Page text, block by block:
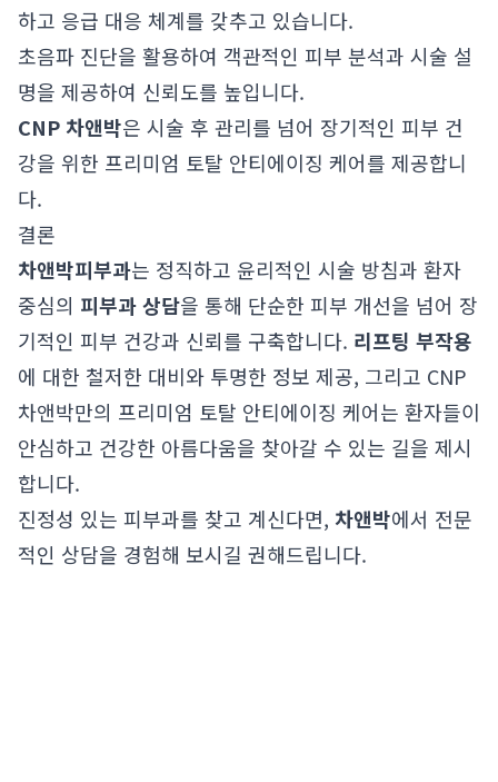
하고 응급 대응 체계를 갖추고 있습니다.
초음파 진단을 활용하여 객관적인 피부 분석과 시술 설
명을 제공하여 신뢰도를 높입니다.
CNP 차앤박은 시술 후 관리를 넘어 장기적인 피부 건
강을 위한 프리미엄 토탈 안티에이징 케어를 제공합니
다.
결론
차앤박피부과는 정직하고 윤리적인 시술 방침과 환자
중심의 피부과 상담을 통해 단순한 피부 개선을 넘어 장
기적인 피부 건강과 신뢰를 구축합니다. 리프팅 부작용
에 대한 철저한 대비와 투명한 정보 제공, 그리고 CNP
차앤박만의 프리미엄 토탈 안티에이징 케어는 환자들이
안심하고 건강한 아름다움을 찾아갈 수 있는 길을 제시
합니다.
진정성 있는 피부과를 찾고 계신다면, 차앤박에서 전문
적인 상담을 경험해 보시길 권해드립니다.